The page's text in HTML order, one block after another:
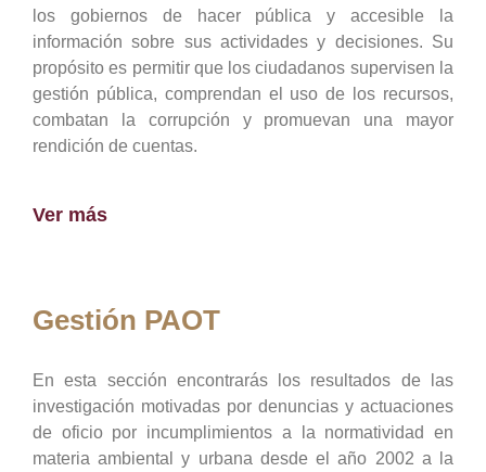
los gobiernos de hacer pública y accesible la
información sobre sus actividades y decisiones. Su
propósito es permitir que los ciudadanos supervisen la
gestión pública, comprendan el uso de los recursos,
combatan la corrupción y promuevan una mayor
rendición de cuentas.
Ver más
Gestión PAOT
En esta sección encontrarás los resultados de las
investigación motivadas por denuncias y actuaciones
de oficio por incumplimientos a la normatividad en
materia ambiental y urbana desde el año 2002 a la